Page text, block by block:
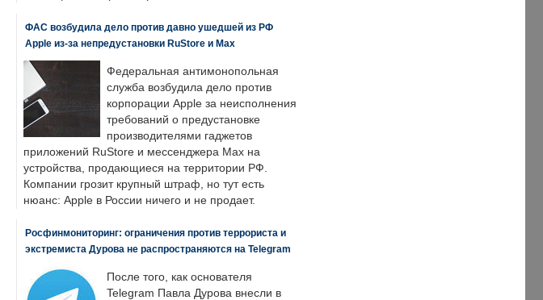
ФАС возбудила дело против давно ушедшей из РФ
Apple из-за непредустановки RuStore и Max
Федеральная антимонопольная
служба возбудила дело против
корпорации Apple за неисполнения
требований о предустановке
производителями гаджетов
приложений RuStore и мессенджера Max на
устройства, продающиеся на территории РФ.
Компании грозит крупный штраф, но тут есть
нюанс: Apple в России ничего и не продает.
Росфинмониторинг: ограничения против террориста и
экстремиста Дурова не распространяются на Telegram
После того, как основателя
Telegram Павла Дурова внесли в